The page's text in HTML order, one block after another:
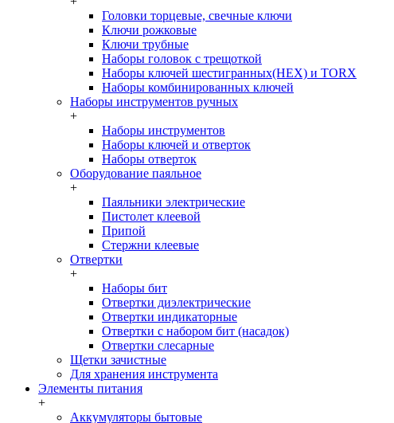
Головки торцевые, свечные ключи
Ключи рожковые
Ключи трубные
Наборы головок c трещоткой
Наборы ключей шестигранных(HEX) и TORX
Наборы комбинированных ключей
Наборы инструментов ручных
+
Наборы инструментов
Наборы ключей и отверток
Наборы отверток
Оборудование паяльное
+
Паяльники электрические
Пистолет клеевой
Припой
Стержни клеевые
Отвертки
+
Наборы бит
Отвертки диэлектрические
Отвертки индикаторные
Отвертки с набором бит (насадок)
Отвертки слесарные
Щетки зачистные
Для хранения инструмента
Элементы питания
+
Аккумуляторы бытовые